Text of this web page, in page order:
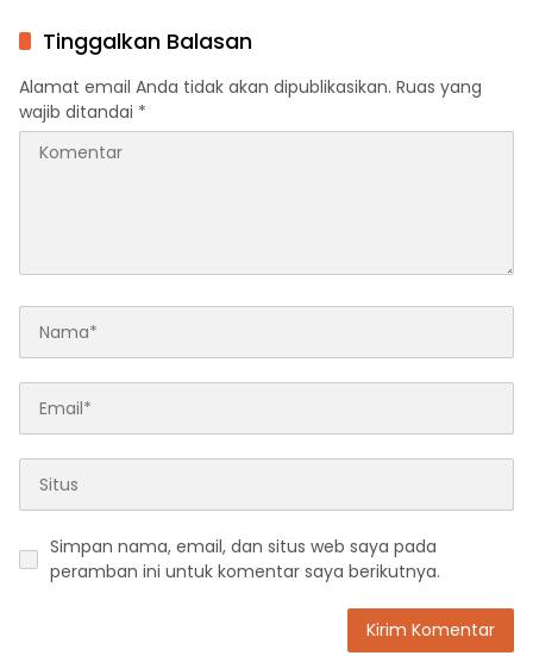
Tinggalkan Balasan
Alamat email Anda tidak akan dipublikasikan. Ruas yang
wajib ditandai *
Simpan nama, email, dan situs web saya pada
peramban ini untuk komentar saya berikutnya.